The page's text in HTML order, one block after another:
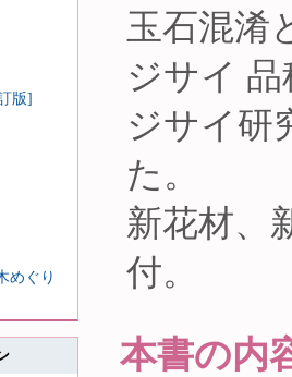
版]
めぐり
玉石混淆
ジサイ
ジサイ研
た。
新花材、
付。
本書の内